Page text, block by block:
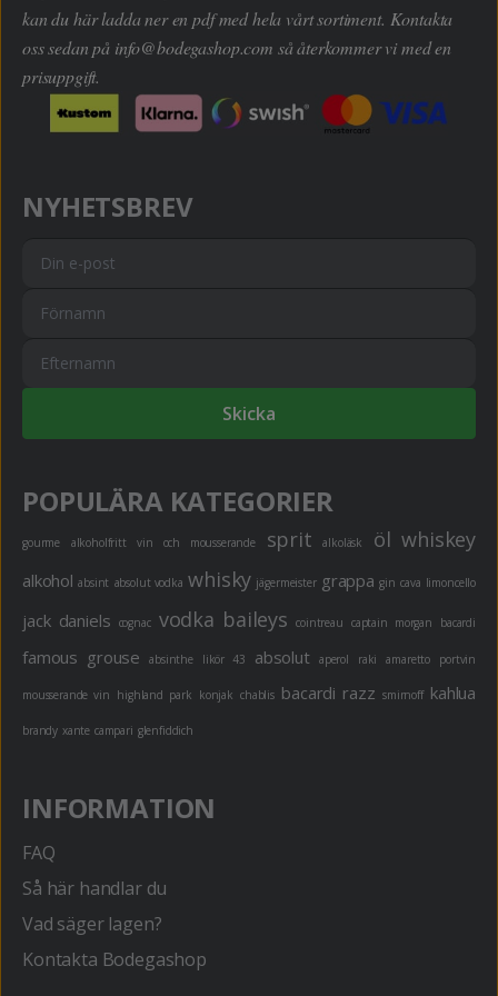
kan du här ladda ner en pdf med hela vårt sortiment. Kontakta
oss sedan på info@bodegashop.com så återkommer vi med en
prisuppgift.
NYHETSBREV
Skicka
POPULÄRA KATEGORIER
gourme alkoholfritt vin och mousserande sprit alkoläsk öl whiskey
alkohol absint absolut vodka whisky jägermeister grappa gin cava limoncello
jack daniels cognac vodka baileys cointreau captain morgan bacardi
famous grouse absinthe likör 43 absolut aperol raki amaretto portvin
mousserande vin highland park konjak chablis bacardi razz smirnoff kahlua
brandy xante campari glenfiddich
INFORMATION
FAQ
Så här handlar du
Vad säger lagen?
Kontakta Bodegashop